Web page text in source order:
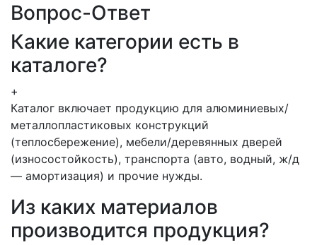
Вопрос-Ответ
Какие категории есть в
каталоге?
+
Каталог включает продукцию для алюминиевых/
металлопластиковых конструкций
(теплосбережение), мебели/деревянных дверей
(износостойкость), транспорта (авто, водный, ж/д
— амортизация) и прочие нужды.
Из каких материалов
производится продукция?